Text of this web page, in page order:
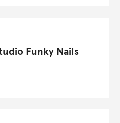
Funky Nails